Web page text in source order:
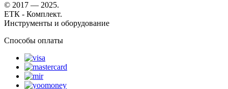
© 2017 — 2025.
ЕТК - Комплект.
Инструменты и оборудование
Способы оплаты